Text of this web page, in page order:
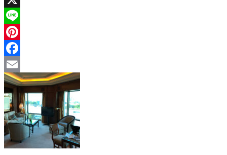
X
Line
Pinterest
Facebook
Email